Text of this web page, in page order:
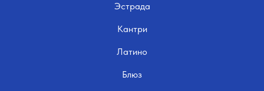
Эстрада
Кантри
Латино
Блюз